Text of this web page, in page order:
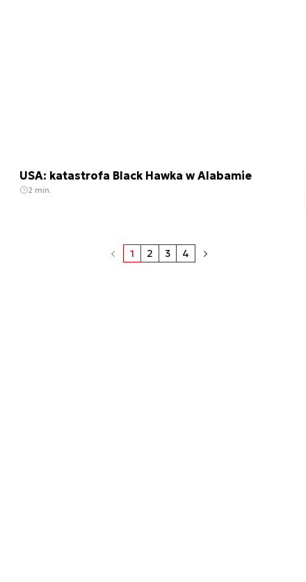
USA: katastrofa Black Hawka w Alabamie
2 min.
1 2 3 4